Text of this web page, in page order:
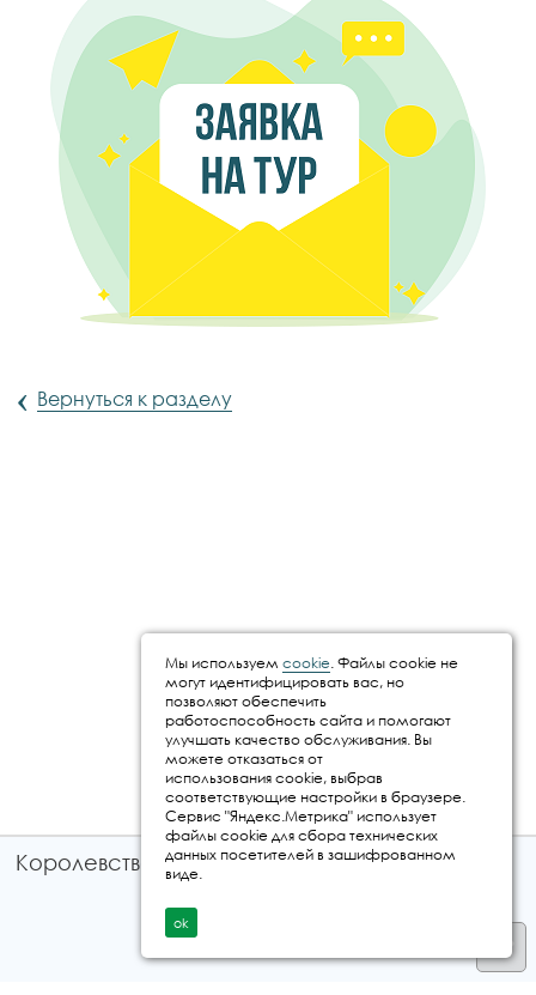
‹ Вернуться к разделу
Королевство путешествий © 2026
Мы используем cookie. Файлы cookie не
могут идентифицировать вас, но
позволяют обеспечить
работоспособность сайта и помогают
улучшать качество обслуживания. Вы
можете отказаться от
использования cookie, выбрав
соответствующие настройки в браузере.
Сервис "Яндекс.Метрика" использует
файлы cookie для сбора технических
данных посетителей в зашифрованном
виде.
ok